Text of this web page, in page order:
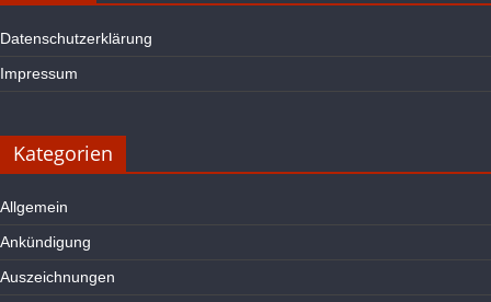
Datenschutzerklärung
Impressum
Kategorien
Allgemein
Ankündigung
Auszeichnungen